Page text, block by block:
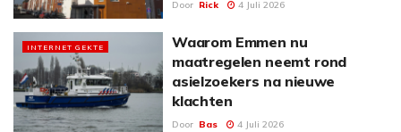
Door Rick 4 Juli 2026
INTERNET GEKTE
Waarom Emmen nu
maatregelen neemt rond
asielzoekers na nieuwe
klachten
Door Bas 4 Juli 2026